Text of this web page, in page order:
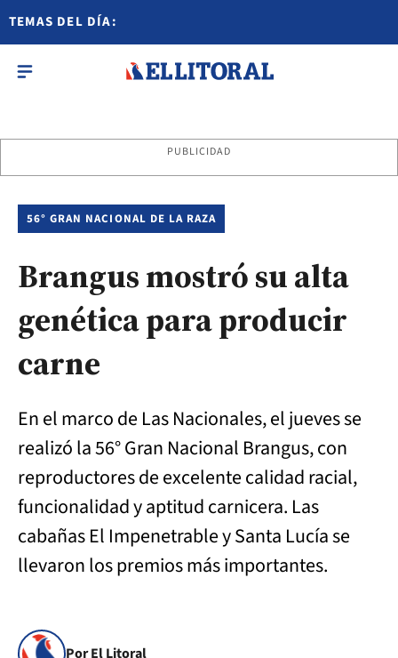
TEMAS DEL DÍA:
PUBLICIDAD
56° GRAN NACIONAL DE LA RAZA
Brangus mostró su alta
genética para producir
carne
En el marco de Las Nacionales, el jueves se
realizó la 56° Gran Nacional Brangus, con
reproductores de excelente calidad racial,
funcionalidad y aptitud carnicera. Las
cabañas El Impenetrable y Santa Lucía se
llevaron los premios más importantes.
Por El Litoral